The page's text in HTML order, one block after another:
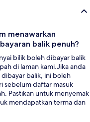
menawarkan
balik penuh?
bilik boleh dibayar balik
di laman kami.Jika anda
balik, ini boleh
sebelum daftar masuk
Pastikan untuk menyemak
mendapatkan terma dan